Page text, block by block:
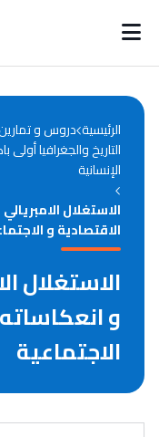
Annonces bourses
الرئيسية دروس و
التاريخ والجغرافيا أولى
الإنسانية
الاستغلال
الاقتصادية و
الاستغلال
و
الاجتماعية